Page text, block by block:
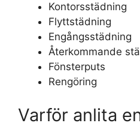
Kontorsstädning
Flyttstädning
Engångsstädning
Återkommande
Fönsterputs
Rengöring
Varför anlita